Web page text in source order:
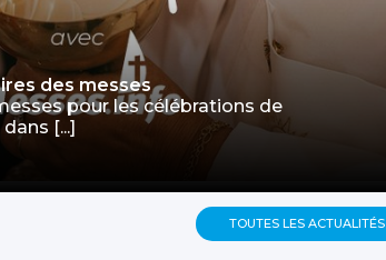
des messes
pour les célébrations de
[...]
TOUTES LES ACTUALITÉS